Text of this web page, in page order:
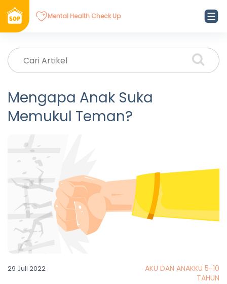
Mental Health Check Up
Mengapa Anak Suka
Memukul Teman?
29 Juli 2022
AKU DAN ANAKKU 5-10
TAHUN